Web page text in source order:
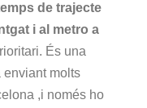
de trajecte
i al metro a
És una
enviant molts
,i només ho